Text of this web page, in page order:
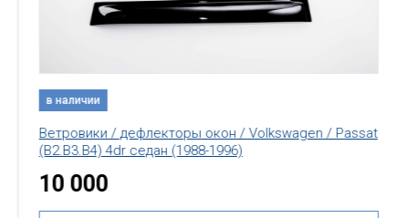
в наличии
Ветровики / дефлекторы окон / Volkswagen / Passat
(B2.B3.B4) 4dr седан (1988-1996)
10 000